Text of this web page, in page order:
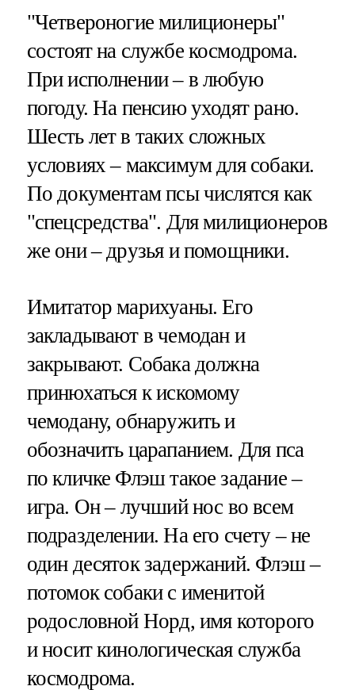
"Четвероногие милиционеры"
состоят на службе космодрома.
При исполнении – в любую
погоду. На пенсию уходят рано.
Шесть лет в таких сложных
условиях – максимум для собаки.
По документам псы числятся как
"спецсредства". Для милиционеров
же они – друзья и помощники.
Имитатор марихуаны. Его
закладывают в чемодан и
закрывают. Собака должна
принюхаться к искомому
чемодану, обнаружить и
обозначить царапанием. Для пса
по кличке Флэш такое задание –
игра. Он – лучший нос во всем
подразделении. На его счету – не
один десяток задержаний. Флэш –
потомок собаки с именитой
родословной Норд, имя которого
и носит кинологическая служба
космодрома.